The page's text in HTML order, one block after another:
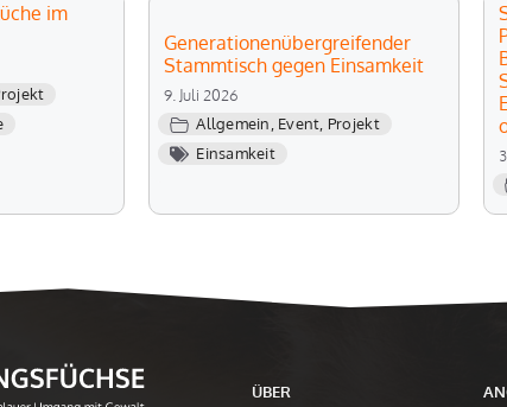
im
Generationenübergreifender
Stammtisch gegen Einsamkeit
9. Juli 2026
Allgemein, Event, Projekt
Einsamkeit
ÜBER